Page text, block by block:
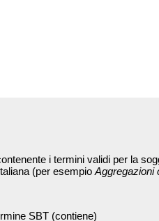
i termini validi per la
(per esempio Aggregazioni
SBT (contiene)